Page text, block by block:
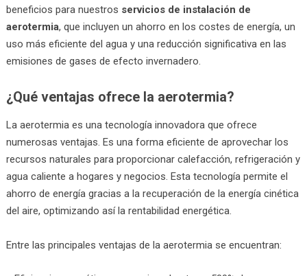
beneficios para nuestros servicios de instalación de
aerotermia, que incluyen un ahorro en los costes de energía, un
uso más eficiente del agua y una reducción significativa en las
emisiones de gases de efecto invernadero.
¿Qué ventajas ofrece la aerotermia?
La aerotermia es una tecnología innovadora que ofrece
numerosas ventajas. Es una forma eficiente de aprovechar los
recursos naturales para proporcionar calefacción, refrigeración y
agua caliente a hogares y negocios. Esta tecnología permite el
ahorro de energía gracias a la recuperación de la energía cinética
del aire, optimizando así la rentabilidad energética.
Entre las principales ventajas de la aerotermia se encuentran: